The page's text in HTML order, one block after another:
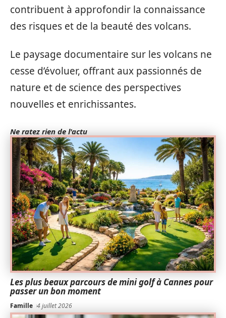
contribuent à approfondir la connaissance
des risques et de la beauté des volcans.
Le paysage documentaire sur les volcans ne
cesse d’évoluer, offrant aux passionnés de
nature et de science des perspectives
nouvelles et enrichissantes.
Ne ratez rien de l'actu
Les plus beaux parcours de mini golf à Cannes pour
passer un bon moment
Famille 4 juillet 2026